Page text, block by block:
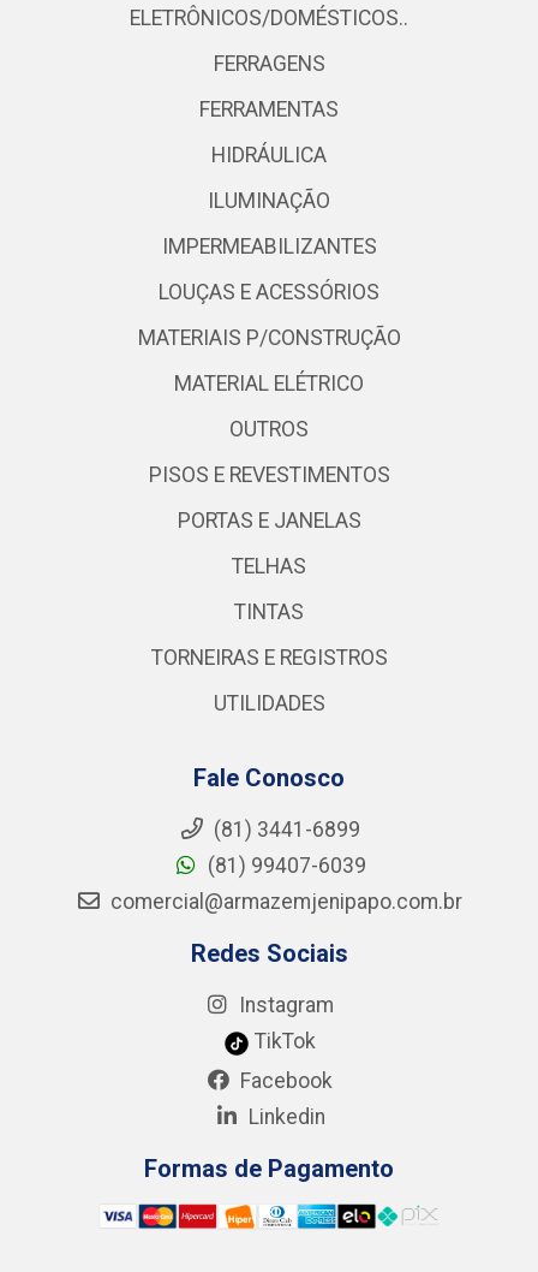
ELETRÔNICOS/DOMÉSTICOS..
FERRAGENS
FERRAMENTAS
HIDRÁULICA
ILUMINAÇÃO
IMPERMEABILIZANTES
LOUÇAS E ACESSÓRIOS
MATERIAIS P/CONSTRUÇÃO
MATERIAL ELÉTRICO
OUTROS
PISOS E REVESTIMENTOS
PORTAS E JANELAS
TELHAS
TINTAS
TORNEIRAS E REGISTROS
UTILIDADES
Fale Conosco
(81) 3441-6899
(81) 99407-6039
comercial@armazemjenipapo.com.br
Redes Sociais
Instagram
TikTok
Facebook
Linkedin
Formas de Pagamento